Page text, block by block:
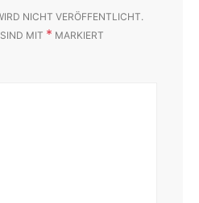
NICHT VERÖFFENTLICHT.
MIT * MARKIERT